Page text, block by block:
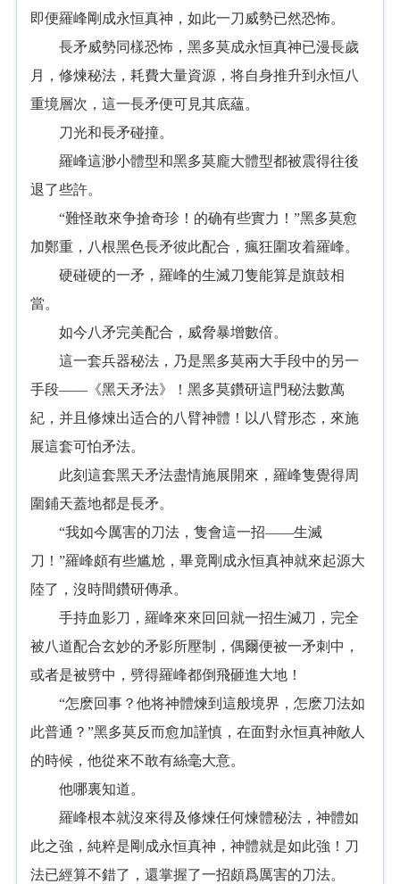
即便羅峰剛成永恒真神，如此一刀威勢已然恐怖。
長矛威勢同樣恐怖，黑多莫成永恒真神已漫長歲
月，修煉秘法，耗費大量資源，将自身推升到永恒八
重境層次，這一長矛便可見其底蘊。
刀光和長矛碰撞。
羅峰這渺小體型和黑多莫龐大體型都被震得往後
退了些許。
“難怪敢來争搶奇珍！的确有些實力！”黑多莫愈
加鄭重，八根黑色長矛彼此配合，瘋狂圍攻着羅峰。
硬碰硬的一矛，羅峰的生滅刀隻能算是旗鼓相
當。
如今八矛完美配合，威脅暴增數倍。
這一套兵器秘法，乃是黑多莫兩大手段中的另一
手段——《黑天矛法》！黑多莫鑽研這門秘法數萬
紀，并且修煉出适合的八臂神體！以八臂形态，來施
展這套可怕矛法。
此刻這套黑天矛法盡情施展開來，羅峰隻覺得周
圍鋪天蓋地都是長矛。
“我如今厲害的刀法，隻會這一招——生滅
刀！”羅峰頗有些尴尬，畢竟剛成永恒真神就來起源大
陸了，沒時間鑽研傳承。
手持血影刀，羅峰來來回回就一招生滅刀，完全
被八道配合玄妙的矛影所壓制，偶爾便被一矛刺中，
或者是被劈中，劈得羅峰都倒飛砸進大地！
“怎麽回事？他将神體煉到這般境界，怎麽刀法如
此普通？”黑多莫反而愈加謹慎，在面對永恒真神敵人
的時候，他從來不敢有絲毫大意。
他哪裏知道。
羅峰根本就沒來得及修煉任何煉體秘法，神體如
此之強，純粹是剛成永恒真神，神體就是如此強！刀
法已經算不錯了，還掌握了一招頗爲厲害的刀法。